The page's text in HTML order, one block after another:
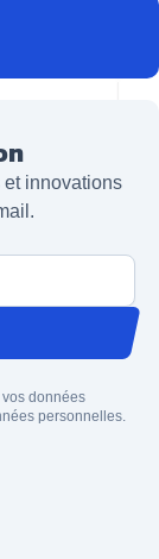
et innovations
données
personnelles.